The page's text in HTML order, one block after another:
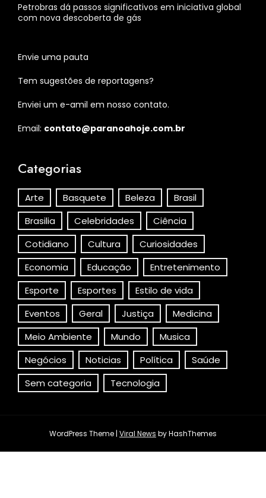
Petrobras dá passos significativos em iniciativa global
com nova descoberta de gás
Envie uma pauta
Tem sugestões de reportagens?
Enviei um e-amil em nosso contato.
Email: contato@paranoahoje.com.br
Categorias
Arte Basquete Beleza
Brasil
Brasilia
Celebridades
Ciência
Cotidiano
Cultura
Curiosidades
Economia
Educação
Entretenimento
Esporte
Esportes
Estilo de vida
Eventos
Geral Justiça
Medicina
Meio Ambiente
Mundo
Musica
Negócios
Noticias Política
Saúde
Sem categoria
Tecnologia
WordPress Theme | Viral News by HashThemes